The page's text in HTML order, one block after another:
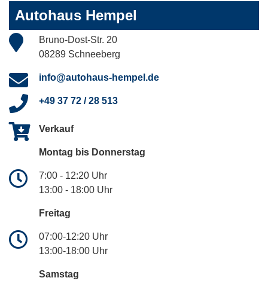
Autohaus Hempel
Bruno-Dost-Str. 20
08289 Schneeberg
info@autohaus-hempel.de
+49 37 72 / 28 513
Verkauf
Montag bis Donnerstag
7:00 - 12:20 Uhr
13:00 - 18:00 Uhr
Freitag
07:00-12:20 Uhr
13:00-18:00 Uhr
Samstag